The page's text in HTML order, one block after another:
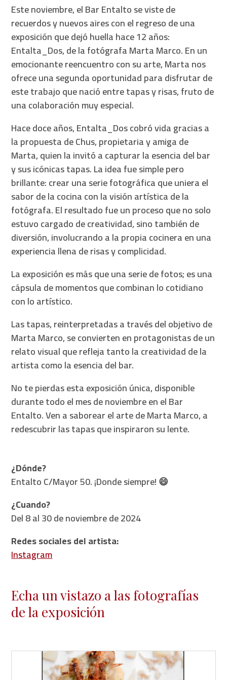
Este noviembre, el Bar Entalto se viste de
recuerdos y nuevos aires con el regreso de una
exposición que dejó huella hace 12 años:
Entalta_Dos, de la fotógrafa Marta Marco. En un
emocionante reencuentro con su arte, Marta nos
ofrece una segunda oportunidad para disfrutar de
este trabajo que nació entre tapas y risas, fruto de
una colaboración muy especial.
Hace doce años, Entalta_Dos cobró vida gracias a
la propuesta de Chus, propietaria y amiga de
Marta, quien la invitó a capturar la esencia del bar
y sus icónicas tapas. La idea fue simple pero
brillante: crear una serie fotográfica que uniera el
sabor de la cocina con la visión artística de la
fotógrafa. El resultado fue un proceso que no solo
estuvo cargado de creatividad, sino también de
diversión, involucrando a la propia cocinera en una
experiencia llena de risas y complicidad.
La exposición es más que una serie de fotos; es una
cápsula de momentos que combinan lo cotidiano
con lo artístico.
Las tapas, reinterpretadas a través del objetivo de
Marta Marco, se convierten en protagonistas de un
relato visual que refleja tanto la creatividad de la
artista como la esencia del bar.
No te pierdas esta exposición única, disponible
durante todo el mes de noviembre en el Bar
Entalto. Ven a saborear el arte de Marta Marco, a
redescubrir las tapas que inspiraron su lente.
¿Dónde?
Entalto C/Mayor 50. ¡Donde siempre! 😄
¿Cuando?
Del 8 al 30 de noviembre de 2024
Redes sociales del artista:
Instagram
Echa un vistazo a las fotografías
de la exposición